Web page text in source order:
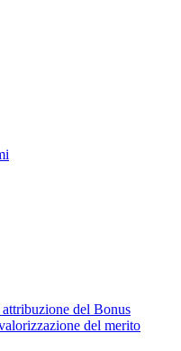
del Bonus
del merito